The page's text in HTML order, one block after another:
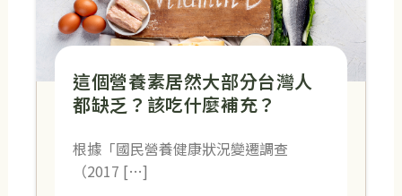
這個營養素居然大部分台灣人
都缺乏？該吃什麼補充？
根據「國民營養健康狀況變遷調查
（2017 […]